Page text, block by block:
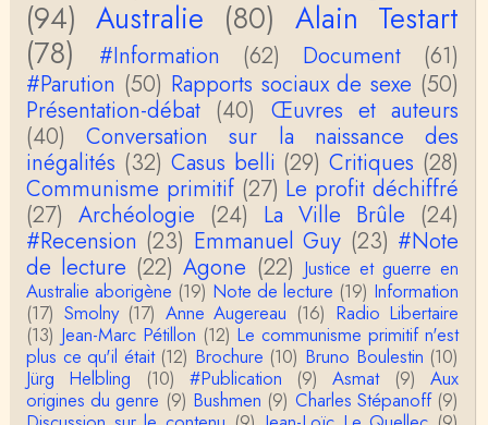
Christophe Darmangeat
La plus récente, donc celle en français, la quatrièm
e, publiée chez La Découverte.Bonne lecture !
Anonymous
Actuellement c'est quelle édition qui est la plus à jo
ur? La dernière edition française ou celle…
roland chaudat
le sous-titre de l’article de la Lutte de Classes “No
n, l’oppression des femmes n’a pas toujours exi…
roland chaudat
Votre gourmandise sera probablement récompens
ée parce que Snow apporte "de l'eau à votre m
o…
Christophe Darmangeat
...Et merci à vous pour Snow – qui m'a l'air d'être
davantage une histoire qu'une et…
(94) Australie (80) Alain Testart
(78)
#Information (62) Document
(61)
#Parution (50) Rapports sociaux de sexe (50)
Présentation-débat (40) Œuvres et auteurs
(40)
Conversation sur la naissance des
inégalités (32) Casus belli (29) Critiques (28)
Communisme primitif (27) Le profit déchiffré
(27) Archéologie (24) La Ville Brûle (24)
#Recension (23) Emmanuel Guy (23) #Note
de lecture (22) Agone (22) Justice et guerre en
Australie aborigène (19) Note de lecture (19) Information
(17) Smolny (17) Anne Augereau (16) Radio Libertaire
(13) Jean-Marc Pétillon (12) Le communisme primitif n'est
plus ce qu'il était (12) Brochure (10) Bruno Boulestin (10)
Jürg Helbling
(10) #Publication (9) Asmat (9)
Aux
origines du genre (9) Bushmen (9) Charles Stépanoff (9)